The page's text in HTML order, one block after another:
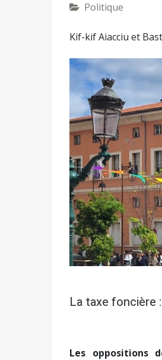
Politique
Kif-kif Aiacciu et
Précédent
La taxe
Les oppositions